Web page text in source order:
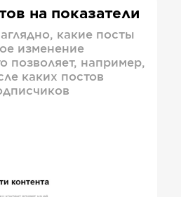
на показатели
какие посты
изменение
позволяет, например,
каких постов